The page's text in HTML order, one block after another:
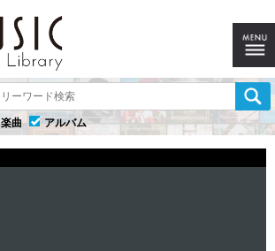
楽曲
アルバム